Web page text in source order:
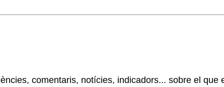
comentaris, notícies, indicadors... sobre el que